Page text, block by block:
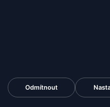
• Dokumentace fake reviews
• Zachycení konkurenčního
Odmítnout